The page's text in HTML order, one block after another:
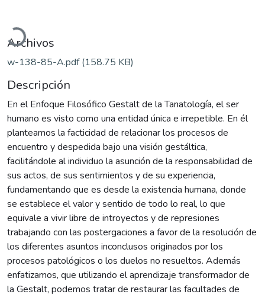
Archivos
w-138-85-A.pdf(158.75 KB)
Descripción
En el Enfoque Filosófico Gestalt de la Tanatología, el ser
humano es visto como una entidad única e irrepetible. En él
planteamos la facticidad de relacionar los procesos de
encuentro y despedida bajo una visión gestáltica,
facilitándole al individuo la asunción de la responsabilidad de
sus actos, de sus sentimientos y de su experiencia,
fundamentando que es desde la existencia humana, donde
se establece el valor y sentido de todo lo real, lo que
equivale a vivir libre de introyectos y de represiones
trabajando con las postergaciones a favor de la resolución de
los diferentes asuntos inconclusos originados por los
procesos patológicos o los duelos no resueltos. Además
enfatizamos, que utilizando el aprendizaje transformador de
la Gestalt, podemos tratar de restaurar las facultades de